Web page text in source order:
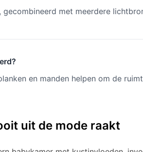
met meerdere
en manden helpen om de
uit de mode raakt